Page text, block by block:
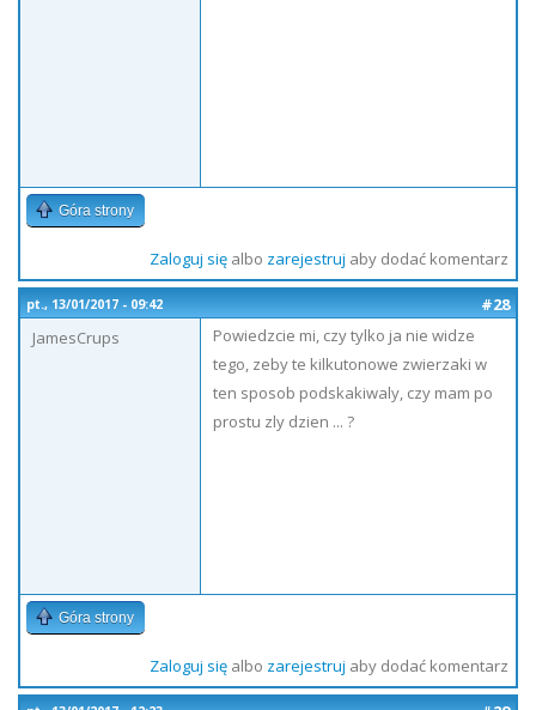
Góra strony
Zaloguj sięalbo zarejestruj aby dodać komentarz
pt., 13/01/2017 - 09:42
#28
JamesCrups
Powiedzcie mi, czy tylko ja nie widze
tego, zeby te kilkutonowe zwierzaki w
ten sposob podskakiwaly, czy mam po
prostu zly dzien ... ?
Góra strony
Zaloguj sięalbo zarejestruj aby dodać komentarz